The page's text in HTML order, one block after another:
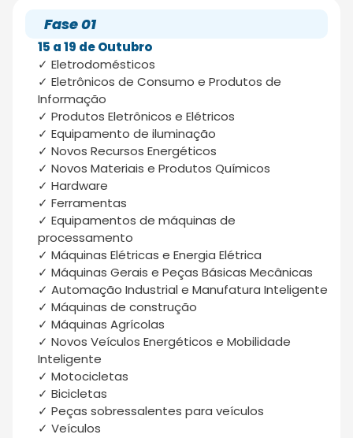
Fase 01
15 a 19 de Outubro
✓ Eletrodomésticos
✓ Eletrônicos de Consumo e Produtos de
Informação
✓ Produtos Eletrônicos e Elétricos
✓ Equipamento de iluminação
✓ Novos Recursos Energéticos
✓ Novos Materiais e Produtos Químicos
✓ Hardware
✓ Ferramentas
✓ Equipamentos de máquinas de
processamento
✓ Máquinas Elétricas e Energia Elétrica
✓ Máquinas Gerais e Peças Básicas Mecânicas
✓ Automação Industrial e Manufatura Inteligente
✓ Máquinas de construção
✓ Máquinas Agrícolas
✓ Novos Veículos Energéticos e Mobilidade
Inteligente
✓ Motocicletas
✓ Bicicletas
✓ Peças sobressalentes para veículos
✓ Veículos